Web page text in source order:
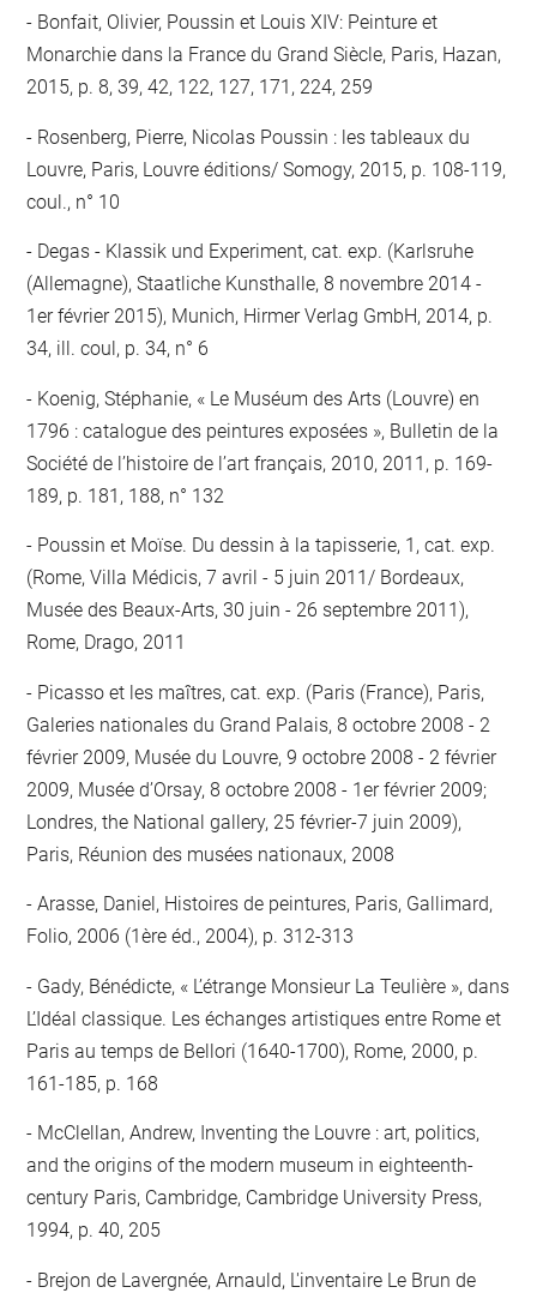
Bonfait, Olivier, Poussin et Louis XIV: Peinture et
Monarchie dans la France du Grand Siècle, Paris, Hazan,
2015, p. 8, 39, 42, 122, 127, 171, 224, 259
Rosenberg, Pierre, Nicolas Poussin : les tableaux du
Louvre, Paris, Louvre éditions/ Somogy, 2015, p. 108-119,
coul., n° 10
Degas - Klassik und Experiment, cat. exp. (Karlsruhe
(Allemagne), Staatliche Kunsthalle, 8 novembre 2014 -
1er février 2015), Munich, Hirmer Verlag GmbH, 2014, p.
34, ill. coul, p. 34, n° 6
Koenig, Stéphanie, « Le Muséum des Arts (Louvre) en
1796 : catalogue des peintures exposées », Bulletin de la
Société de l’histoire de l’art français, 2010, 2011, p. 169-
189, p. 181, 188, n° 132
Poussin et Moïse. Du dessin à la tapisserie, 1, cat. exp.
(Rome, Villa Médicis, 7 avril - 5 juin 2011/ Bordeaux,
Musée des Beaux-Arts, 30 juin - 26 septembre 2011),
Rome, Drago, 2011
Picasso et les maîtres, cat. exp. (Paris (France), Paris,
Galeries nationales du Grand Palais, 8 octobre 2008 - 2
février 2009, Musée du Louvre, 9 octobre 2008 - 2 février
2009, Musée d’Orsay, 8 octobre 2008 - 1er février 2009;
Londres, the National gallery, 25 février-7 juin 2009),
Paris, Réunion des musées nationaux, 2008
Arasse, Daniel, Histoires de peintures, Paris, Gallimard,
Folio, 2006 (1ère éd., 2004), p. 312-313
Gady, Bénédicte, « L’étrange Monsieur La Teulière », dans
L’Idéal classique. Les échanges artistiques entre Rome et
Paris au temps de Bellori (1640-1700), Rome, 2000, p.
161-185, p. 168
McClellan, Andrew, Inventing the Louvre : art, politics,
and the origins of the modern museum in eighteenth-
century Paris, Cambridge, Cambridge University Press,
1994, p. 40, 205
Brejon de Lavergnée, Arnauld, L'inventaire Le Brun de